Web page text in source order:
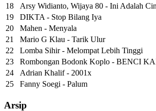
18
Arsy Widianto, Wijaya 80 - Ini Adalah
19
DIKTA - Stop Bilang Iya
20
Mahen - Menyala
21
Mario G Klau - Tarik Ulur
22
Lomba Sihir - Melompat Lebih Tinggi
23
Rombongan Bodonk Koplo - BENCI
24
Adrian Khalif - 2001x
25
Fanny Soegi - Palum
Arsip